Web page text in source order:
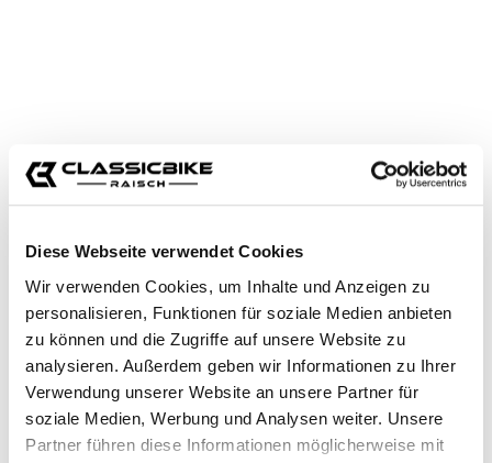
Diese Webseite verwendet Cookies
Wir verwenden Cookies, um Inhalte und Anzeigen zu
personalisieren, Funktionen für soziale Medien anbieten
zu können und die Zugriffe auf unsere Website zu
analysieren. Außerdem geben wir Informationen zu Ihrer
Verwendung unserer Website an unsere Partner für
soziale Medien, Werbung und Analysen weiter. Unsere
Partner führen diese Informationen möglicherweise mit